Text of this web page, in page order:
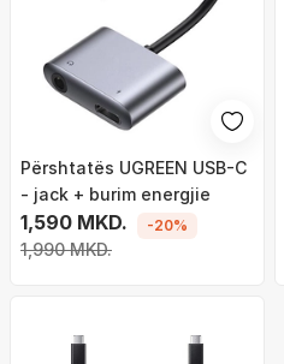
Përshtatës UGREEN USB-C
- jack + burim energjie
1,590 MKD.
1,990 MKD.
-20%